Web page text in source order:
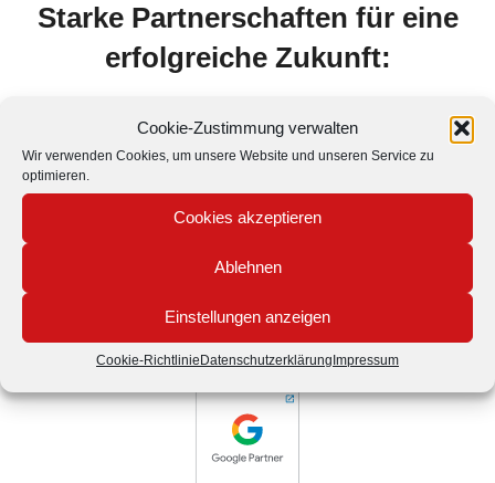
Cookie-Zustimmung verwalten
Wir verwenden Cookies, um unsere Website und unseren Service zu
optimieren.
Cookies akzeptieren
Ablehnen
Einstellungen anzeigen
Cookie-RichtlinieDatenschutzerklärungImpressum
Starke Partnerschaften für eine
erfolgreiche Zukunft:
Technologie-Partner des German Council of Shopping
Deutschland